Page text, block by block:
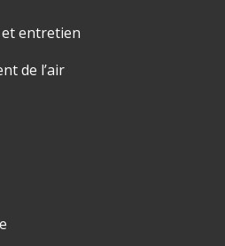
entretien
de l’air